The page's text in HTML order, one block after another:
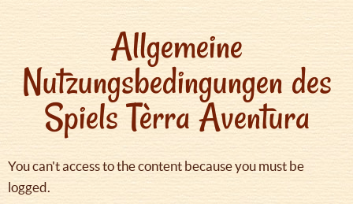
Allgemeine
Nutzungsbedingungen des
Spiels Tèrra Aventura
You can't access to the content because you must be
logged.